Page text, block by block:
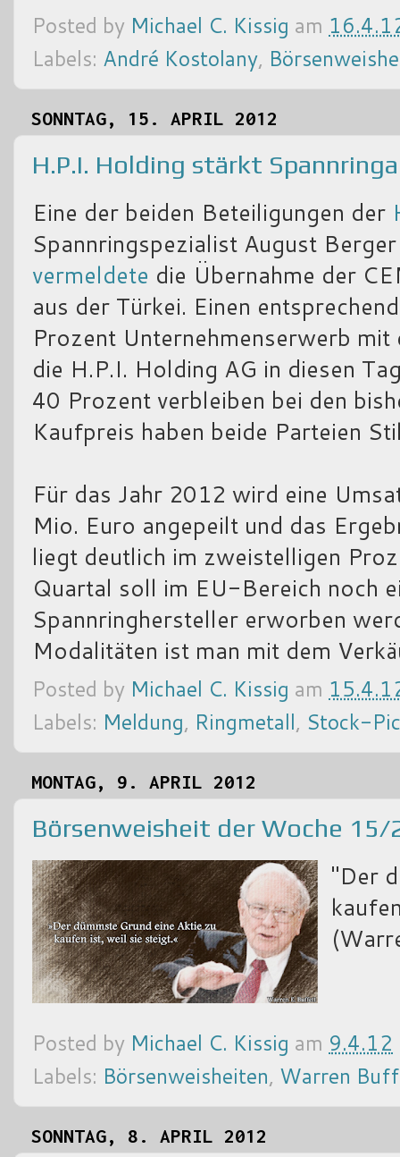
Posted by Michael C. Kissig am
Labels: André Kostolany,
SONNTAG, 15. APRIL 2012
H.P.I. Holding stärkt
Eine der beiden Beteiligungen der
Spannringspezialist August
vermeldete die Übernahme der
aus der Türkei. Einen
Prozent Unternehmenserwerb
die H.P.I. Holding AG in diesen
40 Prozent verbleiben bei den
Kaufpreis haben beide Parteien
Für das Jahr 2012 wird eine
Mio. Euro angepeilt und das
liegt deutlich im zweistelligen
Quartal soll im EU-Bereich noch
Spannringhersteller erworben
Modalitäten ist man mit dem
Posted by Michael C. Kissig am
Labels: Meldung, Ringmetall, Stock-
MONTAG, 9. APRIL 2012
Börsenweisheit der Woche 15/
"Der
Posted by Michael C. Kissig am 9.4.12
Labels: Börsenweisheiten, Warren
SONNTAG, 8. APRIL 2012